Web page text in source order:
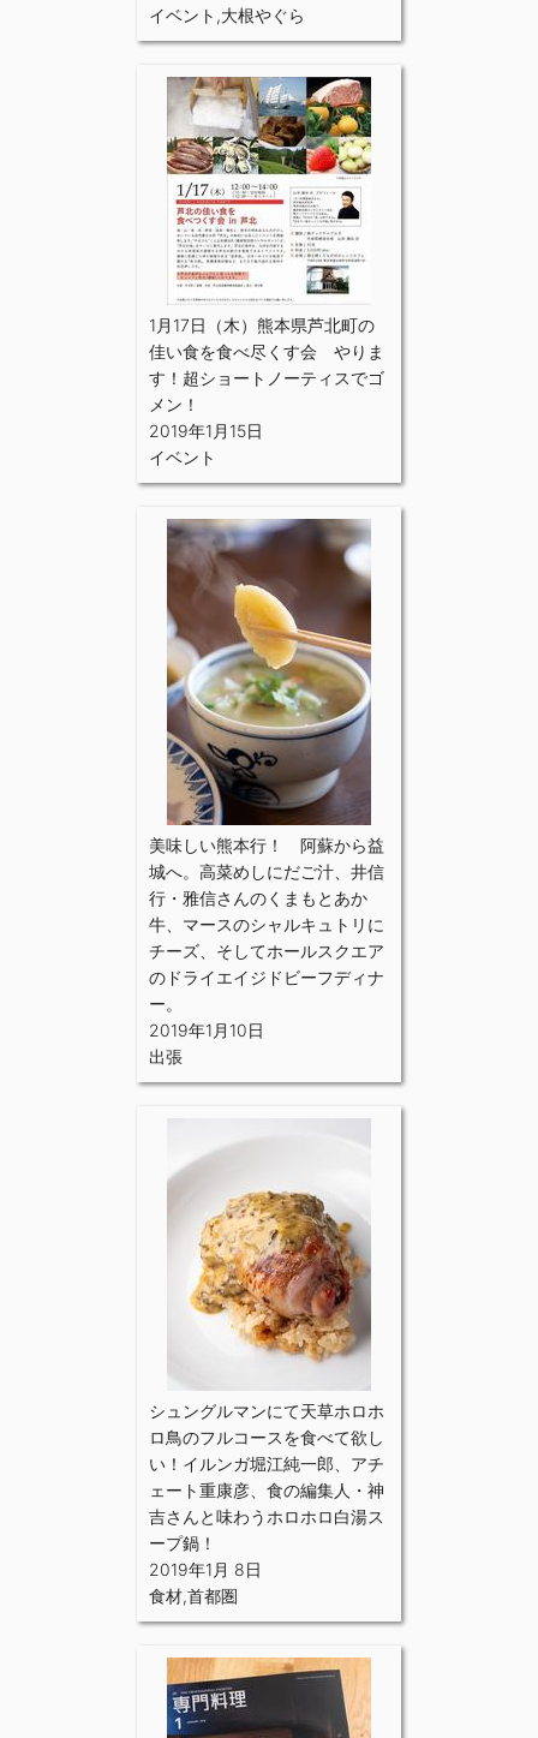
イベント ,大根やぐら
1月17日（木）熊本県芦北町の
佳い食を食べ尽くす会 やりま
す！超ショートノーティスでゴ
メン！
2019年1月15日
イベント
美味しい熊本行！ 阿蘇から益
城へ。高菜めしにだご汁、井信
行・雅信さんのくまもとあか
牛、マースのシャルキュトリに
チーズ、そしてホールスクエア
のドライエイジドビーフディナ
ー。
2019年1月10日
出張
シュングルマンにて天草ホロホ
ロ鳥のフルコースを食べて欲し
い！イルンガ堀江純一郎、アチ
ェート重康彦、食の編集人・神
吉さんと味わうホロホロ白湯ス
ープ鍋！
2019年1月 8日
食材,首都圏